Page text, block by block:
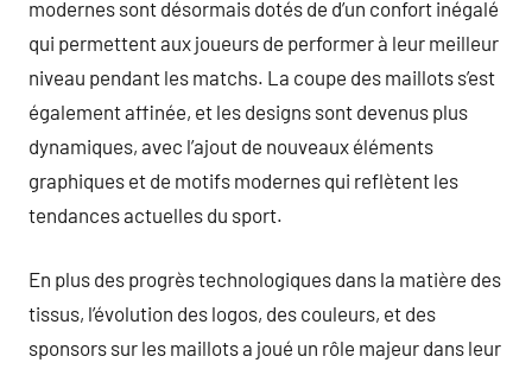
modernes sont désormais dotés de d’un confort inégalé
qui permettent aux joueurs de performer à leur meilleur
niveau pendant les matchs. La coupe des maillots s’est
également affinée, et les designs sont devenus plus
dynamiques, avec l’ajout de nouveaux éléments
graphiques et de motifs modernes qui reflètent les
tendances actuelles du sport.
En plus des progrès technologiques dans la matière des
tissus, l’évolution des logos, des couleurs, et des
sponsors sur les maillots a joué un rôle majeur dans leur